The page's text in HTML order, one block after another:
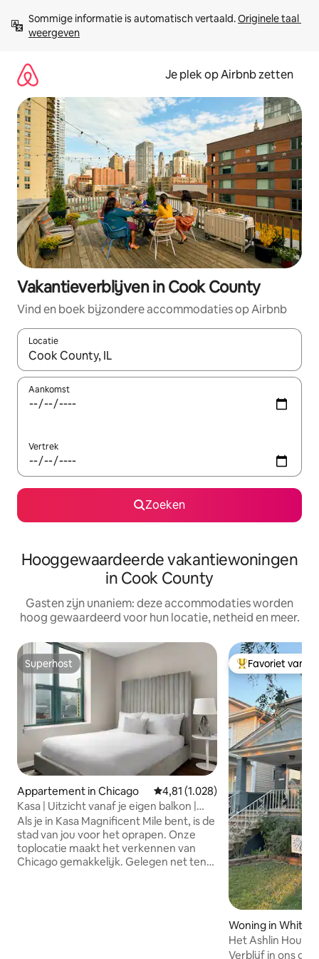
direct
naar
Sommige informatie is automatisch vertaald. Originele taal
weergeven
Je plek op Airbnb zetten
Vakantieverblijven in Cook County
Vind en boek bijzondere accommodaties op Airbnb
Locatie
Wanneer er resultaten beschikbaar zijn, maak je een keuze
Aankomst
Vertrek
Zoeken
Hooggewaardeerde vakantiewoningen
in Cook County
Gasten zijn unaniem: deze accommodaties worden
hoog gewaardeerd voor hun locatie, netheid en meer.
Superhost
Superhost
Appartement in Chicago Gemiddelde beoordeling van
4,81 (1.028)
Kasa | Uitzicht vanaf je eigen balkon |
Chicago
Als je in Kasa Magnificent Mile bent, is de
stad van jou voor het oprapen. Onze
toplocatie maakt het verkennen van
Chicago gemakkelijk. Gelegen net ten
Topfavoriet van
Favoriet van
Woning in Whiting
Het Ashlin House.
Verblijf in ons